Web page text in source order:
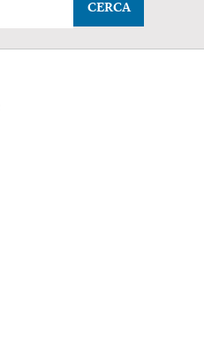
CERCA